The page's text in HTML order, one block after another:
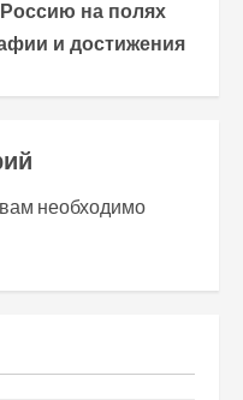
на полях
и достижения
необходимо